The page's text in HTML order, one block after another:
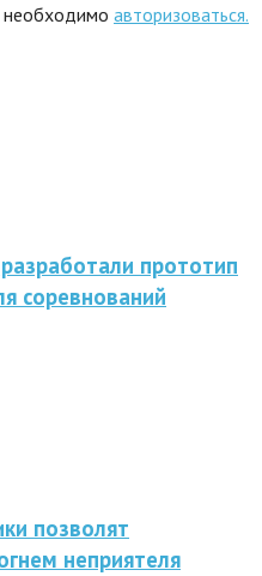
необходимо авторизоваться.
прототип
соревнований
позволят
неприятеля